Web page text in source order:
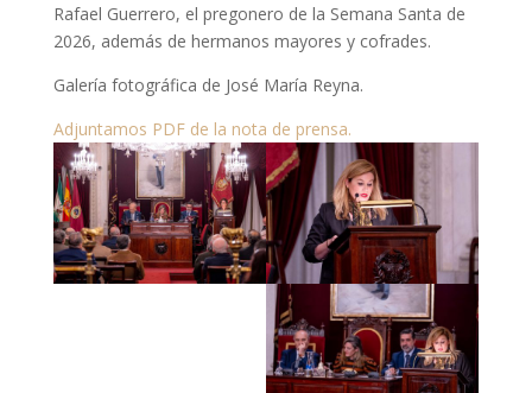
Rafael Guerrero, el pregonero de la Semana Santa de
2026, además de hermanos mayores y cofrades.
Galería fotográfica de José María Reyna.
Adjuntamos PDF de la nota de prensa.